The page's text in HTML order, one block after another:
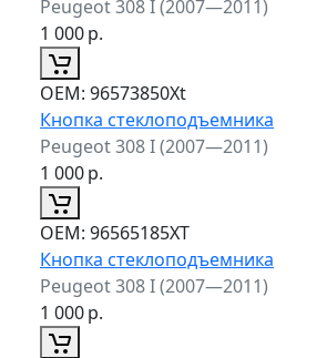
Peugeot 308 I (2007—2011)
1 000р.
ОЕМ: 96573850Xt
Кнопка стеклоподъемника
Peugeot 308 I (2007—2011)
1 000р.
ОЕМ: 96565185XT
Кнопка стеклоподъемника
Peugeot 308 I (2007—2011)
1 000р.